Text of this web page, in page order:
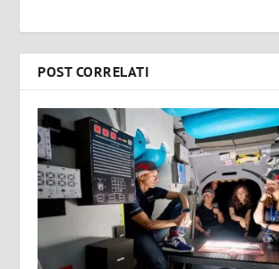
POST CORRELATI